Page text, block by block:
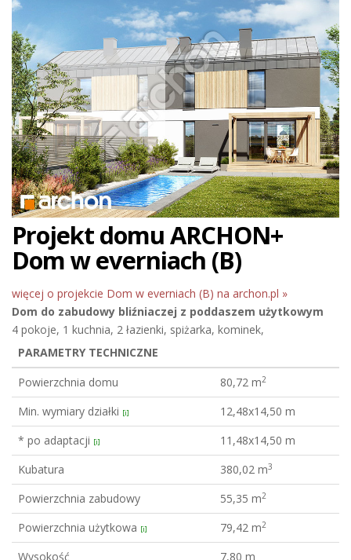
Projekt domu ARCHON+
Dom w everniach (B)
więcej o projekcie Dom w everniach (B) na archon.pl »
Dom do zabudowy bliźniaczej z poddaszem użytkowym
4 pokoje, 1 kuchnia, 2 łazienki, spiżarka, kominek,
PARAMETRY TECHNICZNE
Powierzchnia domu
80,72 m2
Min. wymiary działki [i]
12,48x14,50 m
* po adaptacji [i]
11,48x14,50 m
Kubatura
380,02 m3
Powierzchnia zabudowy 55,35 m2
Powierzchnia użytkowa [i] 79,42 m2
Wysokość 7,80 m